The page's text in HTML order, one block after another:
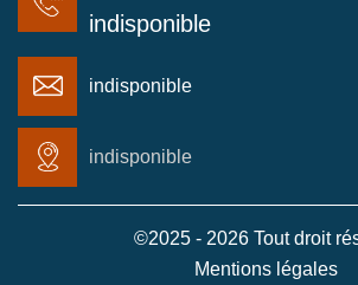
indisponible
indisponible
indisponible
©2025 - 2026 Tout droit
Mentions légales